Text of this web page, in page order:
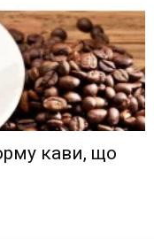
кави, що